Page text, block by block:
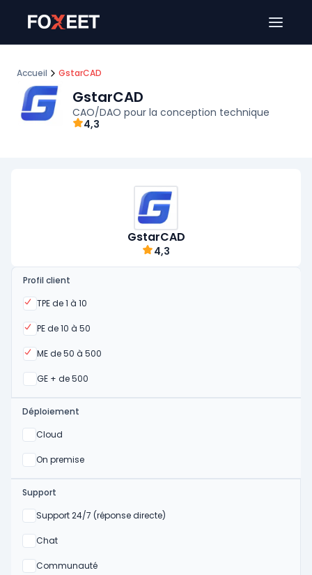
Accueil GstarCAD
GstarCAD
CAO/DAO pour la conception technique
4,3
GstarCAD
4,3
Profil client
TPE de 1 à 10
Oui
PE de 10 à 50
Oui
ME de 50 à 500
Oui
GE + de 500
Oui
Déploiement
Cloud
Oui
On premise
Oui
Support
Support 24/7 (réponse directe)
Non
Chat
Non
Communauté
Non